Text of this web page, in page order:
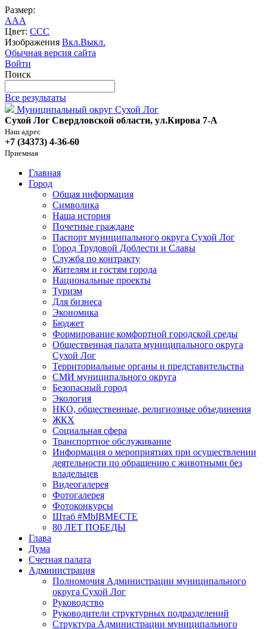
Размер:
AAA
Цвет: CCC
Изображения Вкл.Выкл.
Обычная версия сайта
Войти
Поиск
Все результаты
Муниципальный округ Сухой Лог
Сухой Лог Свердловской области, ул.Кирова 7-А
Наш адрес
+7 (34373) 4-36-60
Приемная
Главная
Город
Общая информация
Символика
Наша история
Почетные граждане
Паспорт муниципального округа Сухой Лог
Город Трудовой Доблести и Славы
Служба по контракту
Жителям и гостям города
Национальные проекты
Туризм
Для бизнеса
Экономика
Бюджет
Формирование комфортной городской среды
Общественная палата муниципального округа
Сухой Лог
Территориальные органы и представительства
СМИ муниципального округа
Безопасный город
Экология
НКО, общественные, религиозные объединения
ЖКХ
Социальная сфера
Транспортное обслуживание
Информация о мероприятиях при осуществлении
деятельности по обращению с животными без
владельцев
Видеогалерея
Фотогалерея
Фотоконкурсы
Штаб #MbIBMECTE
80 ЛЕТ ПОБЕДЫ
Глава
Дума
Счетная палата
Администрация
Полномочия Администрации муниципального
округа Сухой Лог
Руководство
Руководители структурных подразделений
Структура Администрации муниципального